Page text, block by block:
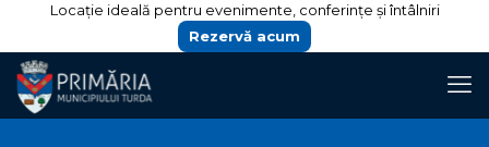
Locație ideală pentru evenimente, conferințe și întâlniri
Rezervă acum